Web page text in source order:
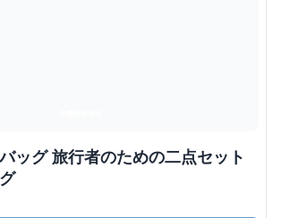
ッグ 旅行者のための二点セット